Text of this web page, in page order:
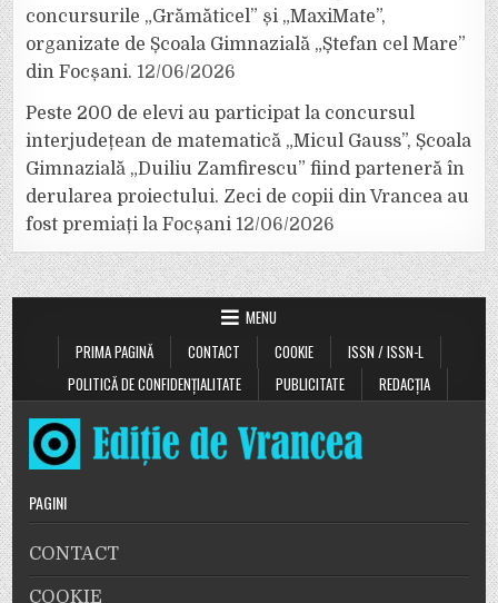
concursurile „Grămăticel” și „MaxiMate”,
organizate de Școala Gimnazială „Ștefan cel Mare”
din Focșani. 12/06/2026
Peste 200 de elevi au participat la concursul
interjudețean de matematică „Micul Gauss”, Școala
Gimnazială „Duiliu Zamfirescu” fiind parteneră în
derularea proiectului. Zeci de copii din Vrancea au
fost premiați la Focșani 12/06/2026
MENU
PRIMA PAGINĂ
CONTACT COOKIE
ISSN / ISSN-L
POLITICĂ DE CONFIDENȚIALITATE
PUBLICITATE REDACȚIA
PAGINI
CONTACT
COOKIE